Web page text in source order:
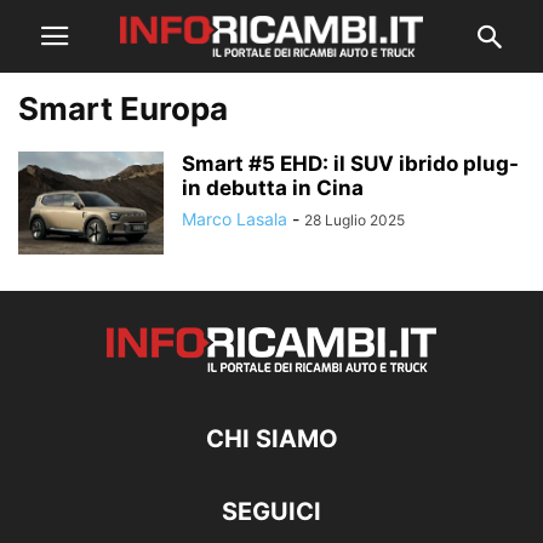
Smart Europa
Smart #5 EHD: il SUV ibrido plug-
in debutta in Cina
Marco Lasala - 28 Luglio 2025
CHI SIAMO
SEGUICI